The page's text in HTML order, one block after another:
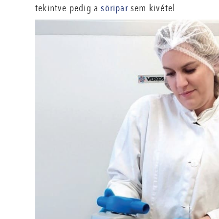
tekintve pedig asöriparsem kivétel.